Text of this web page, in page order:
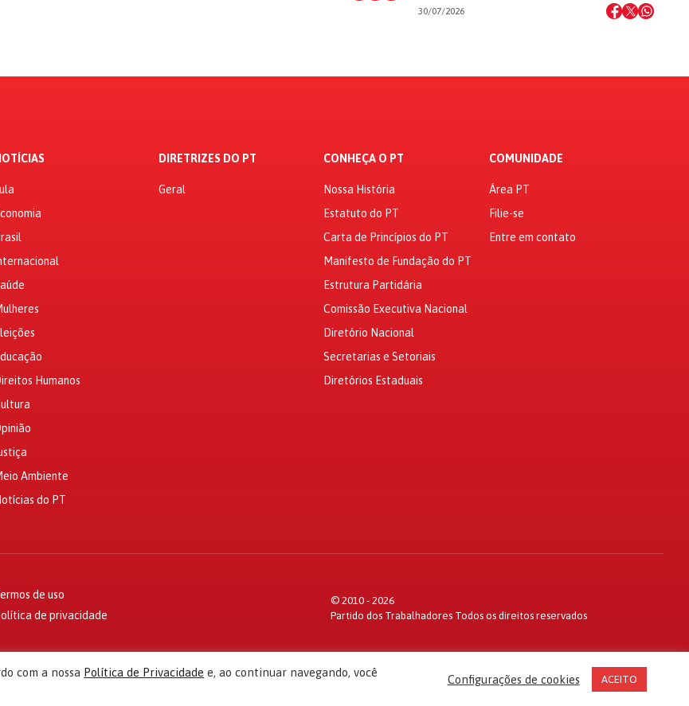
30/07/2026
Humanos
Ambiente
do PT
DIRETRIZES DO PT
Geral
CONHEÇA O PT
Nossa História
Estatuto do PT
Carta de Princípios do PT
Manifesto de Fundação do PT
Estrutura Partidária
Comissão Executiva Nacional
Diretório Nacional
Secretarias e Setoriais
Diretórios Estaduais
COMUNIDADE
Área PT
Filie-se
Entre em contato
de uso
de privacidade
© 2010 - 2026
Partido dos Trabalhadores Todos os direitos reservados
com a nossa Política de Privacidade e, ao continuar navegando, você
Configurações de cookies ACEITO